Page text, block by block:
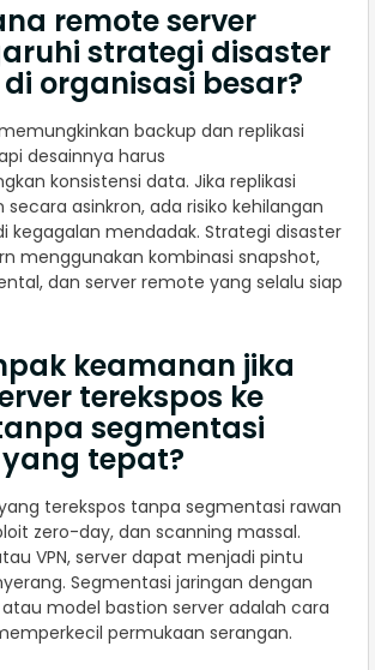
remote server
strategi disaster
organisasi besar?
backup dan replikasi
desainnya harus
konsistensi data. Jika replikasi
secara asinkron, ada risiko kehilangan
kegagalan mendadak. Strategi disaster
menggunakan kombinasi snapshot,
dan server remote yang selalu siap
keamanan jika
terekspos ke
segmentasi
tepat?
terekspos tanpa segmentasi rawan
zero-day, dan scanning massal.
VPN, server dapat menjadi pintu
Segmentasi jaringan dengan
atau model bastion server adalah cara
permukaan serangan.